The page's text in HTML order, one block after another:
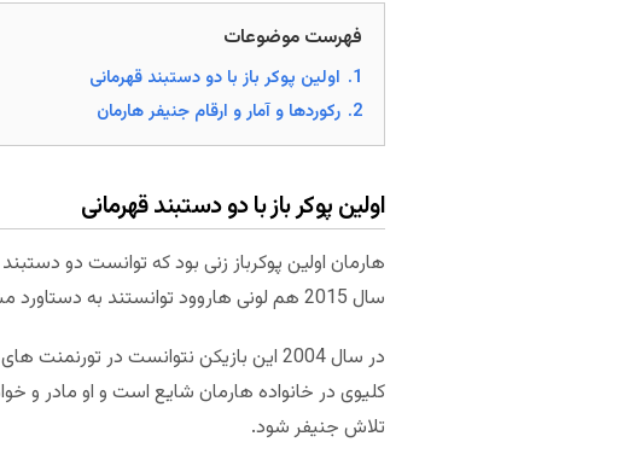
فهرست موضوعات
1. اولین پوکر باز با دو دستبند قهرمانی
2. رکوردها و آمار و ارقام جنیفر هارمان
اولین پوکر باز با دو دستبند قهرمانی
سال 2015 هم لونی هاروود توانستند به دستاورد مشابهی برسند.
در سال 2004 این بازیکن نتوانست در
کلیوی در خانواده هارمان شایع است و او مادر و
تلاش جنیفر شود.